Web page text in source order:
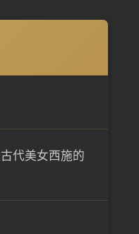
代美女西施的